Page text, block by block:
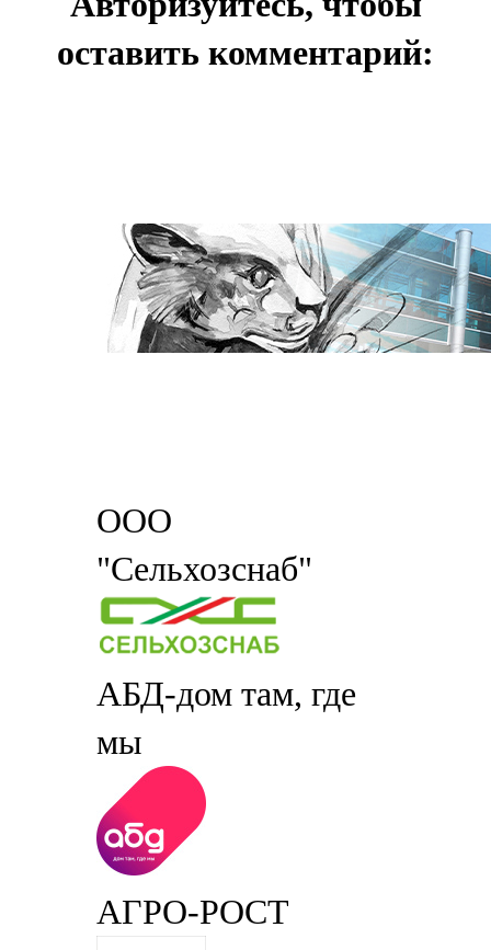
оставить комментарий:
ООО
"Сельхозснаб"
АБД-дом там, где
мы
АГРО-РОСТ